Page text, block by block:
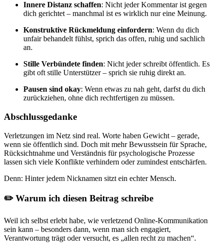
Innere Distanz schaffen: Nicht jeder Kommentar ist gegen
dich gerichtet – manchmal ist es wirklich nur eine Meinung.
Konstruktive Rückmeldung einfordern: Wenn du dich
unfair behandelt fühlst, sprich das offen, ruhig und sachlich
an.
Stille Verbündete finden: Nicht jeder schreibt öffentlich. Es
gibt oft stille Unterstützer – sprich sie ruhig direkt an.
Pausen sind okay: Wenn etwas zu nah geht, darfst du dich
zurückziehen, ohne dich rechtfertigen zu müssen.
Abschlussgedanke
Verletzungen im Netz sind real. Worte haben Gewicht – gerade,
wenn sie öffentlich sind. Doch mit mehr Bewusstsein für Sprache,
Rücksichtnahme und Verständnis für psychologische Prozesse
lassen sich viele Konflikte verhindern oder zumindest entschärfen.
Denn: Hinter jedem Nicknamen sitzt ein echter Mensch.
✏️ Warum ich diesen Beitrag schreibe
Weil ich selbst erlebt habe, wie verletzend Online-Kommunikation
sein kann – besonders dann, wenn man sich engagiert,
Verantwortung trägt oder versucht, es „allen recht zu machen“.